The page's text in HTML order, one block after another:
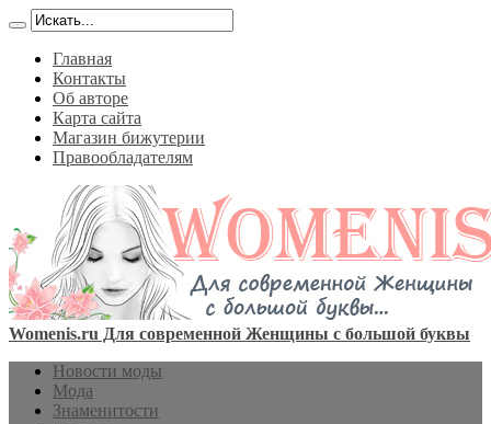
Главная
Контакты
Об авторе
Карта сайта
Магазин бижутерии
Правообладателям
Womenis.ru Для современной Женщины с большой буквы
Новости моды
Мода
Знаменитости